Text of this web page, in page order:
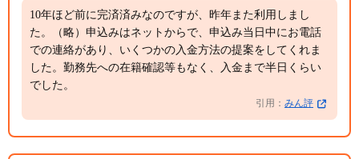
10年ほど前に完済済みなのですが、昨年また利用しまし
た。（略）申込みはネットからで、申込み当日中にお電話
での連絡があり、いくつかの入金方法の提案をしてくれま
した。勤務先への在籍確認等もなく、入金まで半日くらい
でした。
引用： みん評